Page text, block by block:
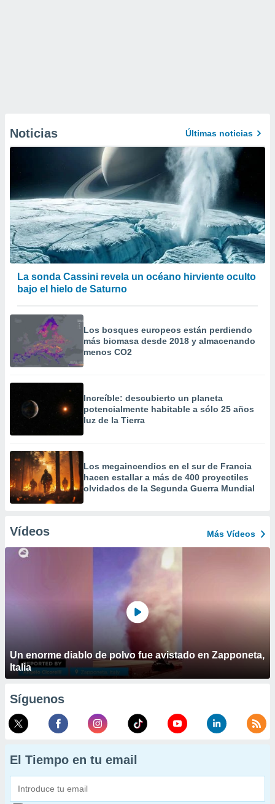
Noticias Últimas noticias
La sonda Cassini revela un océano hirviente oculto
bajo el hielo de Saturno
Los bosques europeos están perdiendo
más biomasa desde 2018 y almacenando
menos CO2
Increíble: descubierto un planeta
potencialmente habitable a sólo 25 años
luz de la Tierra
Los megaincendios en el sur de Francia
hacen estallar a más de 400 proyectiles
olvidados de la Segunda Guerra Mundial
Vídeos Más Vídeos
Un enorme diablo de polvo fue avistado en Zapponeta,
Italia
Síguenos
El Tiempo en tu email